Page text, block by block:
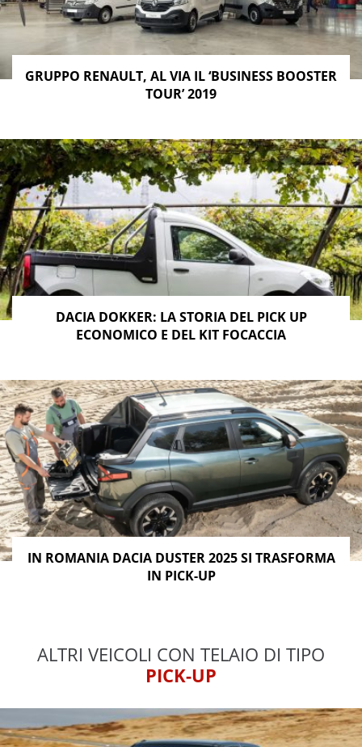
GRUPPO RENAULT, AL VIA IL ‘BUSINESS BOOSTER
TOUR’ 2019
DACIA DOKKER: LA STORIA DEL PICK UP
ECONOMICO E DEL KIT FOCACCIA
IN ROMANIA DACIA DUSTER 2025 SI TRASFORMA
IN PICK-UP
ALTRI VEICOLI CON TELAIO DI TIPO
PICK-UP